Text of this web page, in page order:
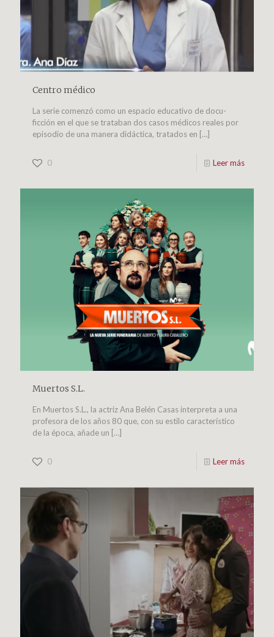
Centro médico
La serie comenzó como un espacio educativo de docu-
ficción en el que se trataban dos casos médicos reales por
episodio de una manera didáctica, tratados en […]
0 Leer más
Muertos S.L.
En Muertos S.L., la actriz Ana Belén Casas interpreta a una
profesora de los años 80 que, con su estilo característico
de la época, añade un […]
0 Leer más